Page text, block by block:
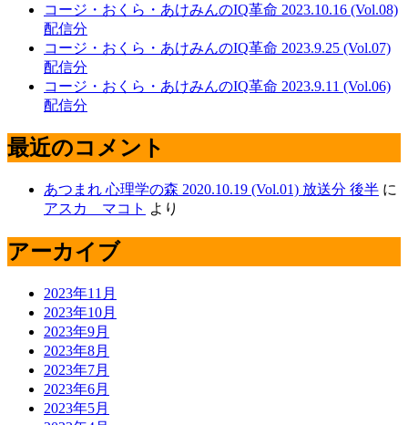
コージ・おくら・あけみんのIQ革命 2023.10.16 (Vol.08)
配信分
コージ・おくら・あけみんのIQ革命 2023.9.25 (Vol.07)
配信分
コージ・おくら・あけみんのIQ革命 2023.9.11 (Vol.06)
配信分
最近のコメント
あつまれ 心理学の森 2020.10.19 (Vol.01) 放送分 後半 に
アスカ マコト より
アーカイブ
2023年11月
2023年10月
2023年9月
2023年8月
2023年7月
2023年6月
2023年5月